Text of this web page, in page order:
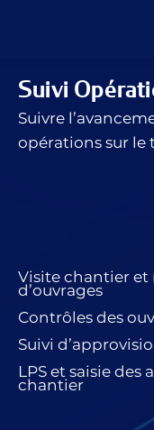
Suivi
Suivre
opérations sur le
Visite chantier et
d’ouvrages
Contrôles des
Suivi
LPS et saisie des
chantier